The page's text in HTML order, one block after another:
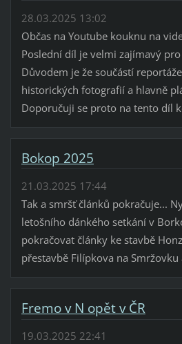
28.03.2025 13:02
Občas na Youtube kouknu na
Poslední díl je velmi zajímavý
Důvodem je že součástí
historických fotografií a hlavně
Doporučuji se proto na tento díl
Bokop 2025
21.03.2025 17:44
Tak a smršť článků pokračuje...
letošního dánkého setkání v
pokračovat články ke stavbě
přestavbě Filípkova na Smržovku
Fremo v N opět v ČR
19.03.2025 22:41